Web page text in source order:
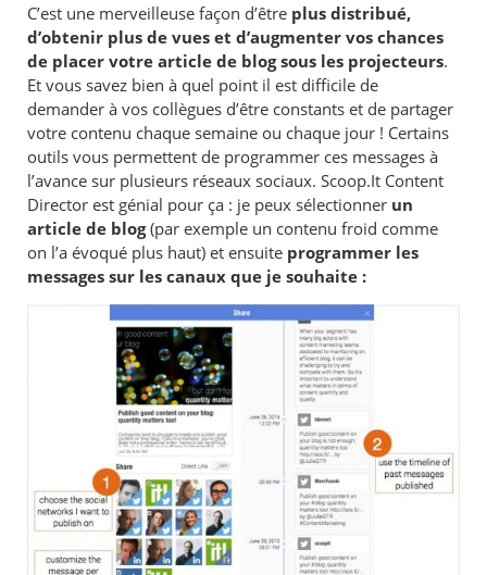
C’est une merveilleuse façon d’être plus distribué,
d’obtenir plus de vues et d’augmenter vos chances
de placer votre article de blog sous les projecteurs.
Et vous savez bien à quel point il est difficile de
demander à vos collègues d’être constants et de partager
votre contenu chaque semaine ou chaque jour ! Certains
outils vous permettent de programmer ces messages à
l’avance sur plusieurs réseaux sociaux. Scoop.It Content
Director est génial pour ça : je peux sélectionner un
article de blog(par exemple un contenu froid comme
on l’a évoqué plus haut) et ensuite programmer les
messages sur les canaux que je souhaite :